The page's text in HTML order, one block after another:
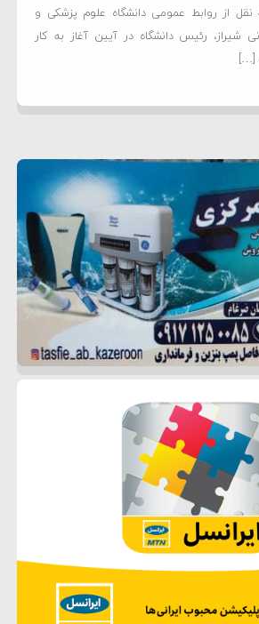
از روابط عمومی دانشگاه علوم پزشکی و
شیراز، رئیس دانشگاه در آیین آغاز به کار
[…]